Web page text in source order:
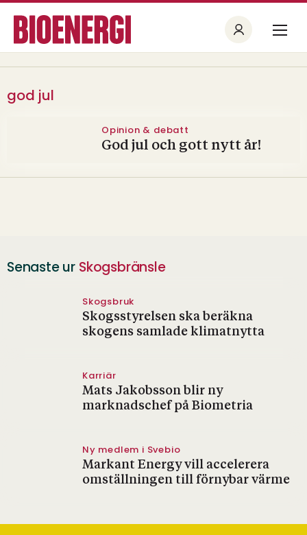
god jul
Opinion & debatt
God jul och gott nytt år!
Senaste ur Skogsbränsle
Skogsbruk
Skogsstyrelsen ska beräkna
skogens samlade klimatnytta
Karriär
Mats Jakobsson blir ny
marknadschef på Biometria
Ny medlem i Svebio
Markant Energy vill accelerera
omställningen till förnybar värme